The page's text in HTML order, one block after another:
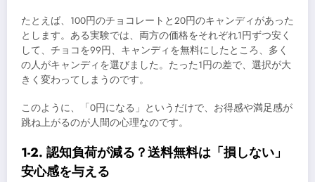
たとえば、100円のチョコレートと20円のキャンディがあった
とします。ある実験では、両方の価格をそれぞれ1円ずつ安く
して、チョコを99円、キャンディを無料にしたところ、多く
の人がキャンディを選びました。たった1円の差で、選択が大
きく変わってしまうのです。
このように、「0円になる」というだけで、お得感や満足感が
跳ね上がるのが人間の心理なのです。
1-2. 認知負荷が減る？送料無料は「損しない」
安心感を与える